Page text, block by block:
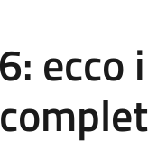
ecco